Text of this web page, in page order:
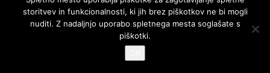
storitvev in funkcionalnosti, ki jih brez piškotkov ne bi mogli
nuditi. Z nadaljnjo uporabo spletnega mesta soglašate s
piškotki.